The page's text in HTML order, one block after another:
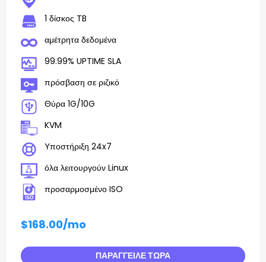
1 δίσκος TB
αμέτρητα δεδομένα
99.99% UPTIME SLA
πρόσβαση σε ριζικό
Θύρα 1G/10G
KVM
Υποστήριξη 24x7
όλα λειτουργούν Linux
προσαρμοσμένο ISO
$168.00/mo
ΠΑΡΆΓΓΕΙΛΕ ΤΏΡΑ